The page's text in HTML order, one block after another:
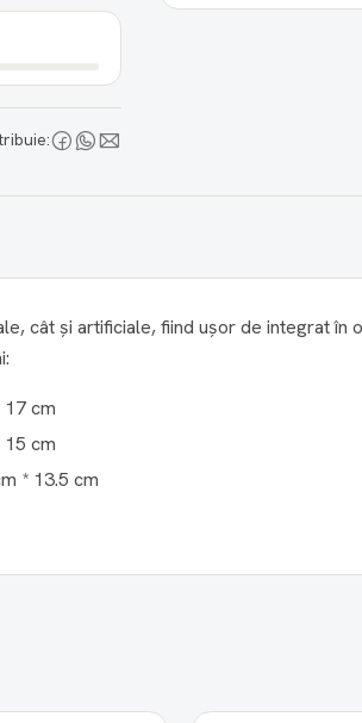
cât și artificiale, fiind ușor de integrat în
cm
cm
* 13.5 cm